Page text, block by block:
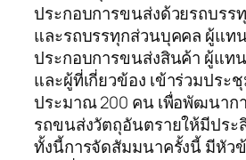
ประกอบการขนส่งด้วยรถบรร
และรถบรรทุกส่วนบุคคล ผู้แท
ประกอบการขนส่งสินค้า ผู้แท
และผู้ที่เกี่ยวข้อง เข้าร่วมประ
ประมาณ 200 คน เพื่อพัฒนาก
รถขนส่งวัตถุอันตรายให้มีประ
ทั้งนี้การจัดสัมมนาครั้งนี้ มีหัว